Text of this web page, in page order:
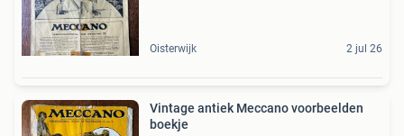
Oisterwijk 2 jul 26
Vintage antiek Meccano voorbeelden
boekje